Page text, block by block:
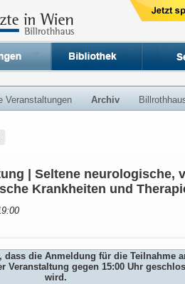
Veranstaltungen Archiv
| Seltene neurologische,
Krankheiten und
dass die Anmeldung für die Teilnahme
Veranstaltung gegen 15:00 Uhr
wird.